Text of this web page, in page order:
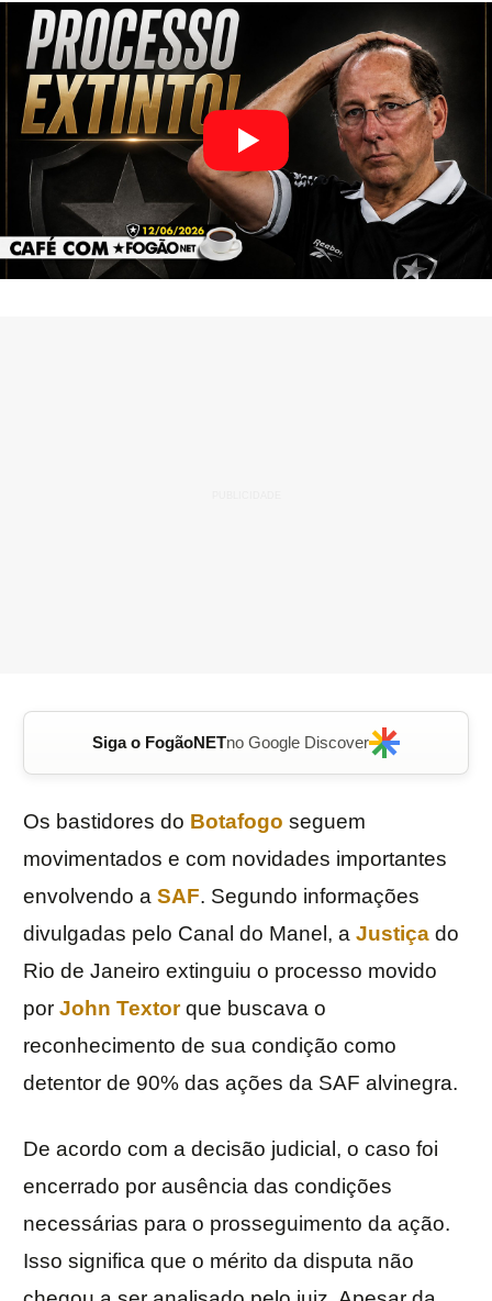
Siga o FogãoNETno Google Discover
Os bastidores do Botafogo seguem
movimentados e com novidades importantes
envolvendo a SAF. Segundo informações
divulgadas pelo Canal do Manel, a Justiça do
Rio de Janeiro extinguiu o processo movido
por John Textorque buscava o
reconhecimento de sua condição como
detentor de 90% das ações da SAF alvinegra.
De acordo com a decisão judicial, o caso foi
encerrado por ausência das condições
necessárias para o prosseguimento da ação.
Isso significa que o mérito da disputa não